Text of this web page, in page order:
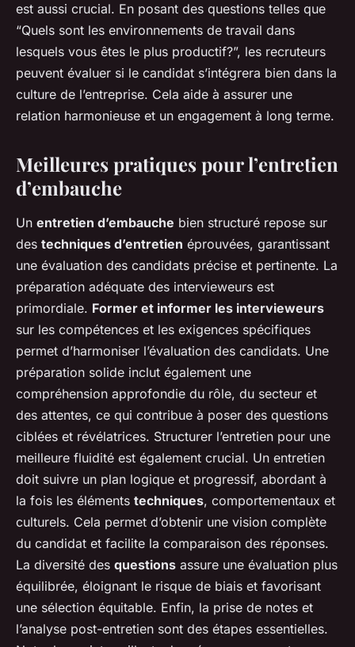
est aussi crucial. En posant des questions telles que
“Quels sont les environnements de travail dans
lesquels vous êtes le plus productif?”, les recruteurs
peuvent évaluer si le candidat s’intégrera bien dans la
culture de l’entreprise. Cela aide à assurer une
relation harmonieuse et un engagement à long terme.
Meilleures pratiques pour l’entretien
d’embauche
Un entretien d’embauche bien structuré repose sur
des techniques d’entretien éprouvées, garantissant
une évaluation des candidats précise et pertinente. La
préparation adéquate des intervieweurs est
primordiale. Former et informer les intervieweurs
sur les compétences et les exigences spécifiques
permet d’harmoniser l’évaluation des candidats. Une
préparation solide inclut également une
compréhension approfondie du rôle, du secteur et
des attentes, ce qui contribue à poser des questions
ciblées et révélatrices. Structurer l’entretien pour une
meilleure fluidité est également crucial. Un entretien
doit suivre un plan logique et progressif, abordant à
la fois les éléments techniques, comportementaux et
culturels. Cela permet d’obtenir une vision complète
du candidat et facilite la comparaison des réponses.
La diversité des questions assure une évaluation plus
équilibrée, éloignant le risque de biais et favorisant
une sélection équitable. Enfin, la prise de notes et
l’analyse post-entretien sont des étapes essentielles.